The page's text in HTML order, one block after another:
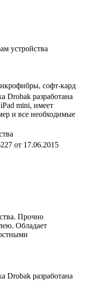
устройства
софт-кард
Drobak разработана
mini, имеет
и все необходимые
от 17.06.2015
Прочно
Обладает
Drobak разработана